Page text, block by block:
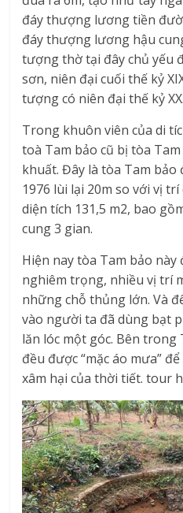
đáy thượng lương tiền
đáy thượng lương hậu
tượng thờ tại đây chủ yếu
sơn, niên đại cuối thế kỷ
tượng có niên đại thế kỷ XX.
Trong khuôn viên của di
toà Tam bảo cũ bị tòa
khuất. Đây là tòa Tam
1976 lùi lại 20m so với vị
diện tích 131,5 m2, bao
cung 3 gian.
Hiện nay tòa Tam bảo này
nghiêm trọng, nhiều vị trí
những chỗ thủng lớn. Và
vào người ta đã dùng bạt
lăn lóc một góc. Bên
đều được “mặc áo mưa”
xâm hại của thời tiết. tour